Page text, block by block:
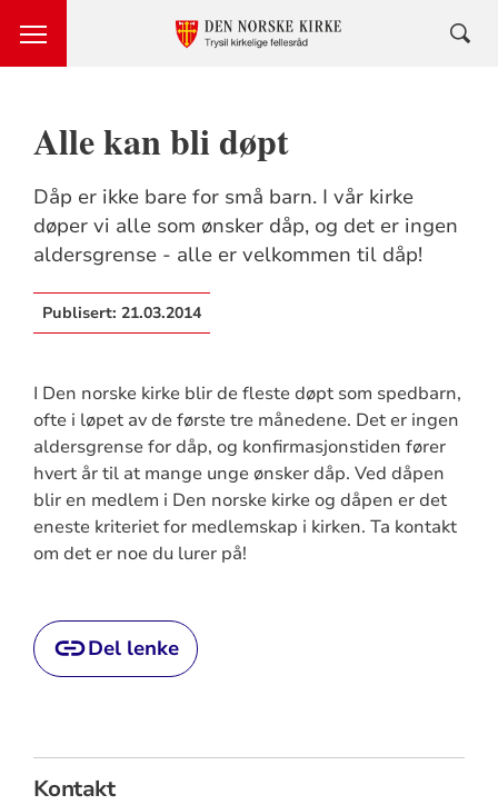
Alle kan bli døpt
Dåp er ikke bare for små barn. I vår kirke
døper vi alle som ønsker dåp, og det er ingen
aldersgrense - alle er velkommen til dåp!
Publisert: 21.03.2014
I Den norske kirke blir de fleste døpt som spedbarn,
ofte i løpet av de første tre månedene. Det er ingen
aldersgrense for dåp, og konfirmasjonstiden fører
hvert år til at mange unge ønsker dåp. Ved dåpen
blir en medlem i Den norske kirke og dåpen er det
eneste kriteriet for medlemskap i kirken. Ta kontakt
om det er noe du lurer på!
Del lenke
Kontakt